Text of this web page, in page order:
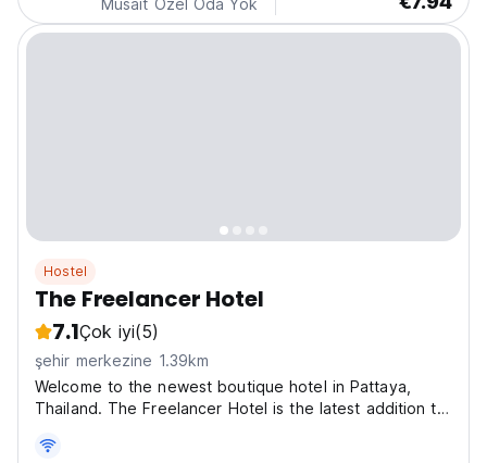
Müsait Özel Oda Yok
Hostel
The Freelancer Hotel
7.1Çok iyi(5)
şehir merkezine 1.39km
Welcome to the newest boutique hotel in Pattaya,
Thailand. The Freelancer Hotel is the latest addition to
seaside destination of Pattaya, Thailand. Centrally